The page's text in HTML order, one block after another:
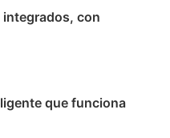
con
que funciona